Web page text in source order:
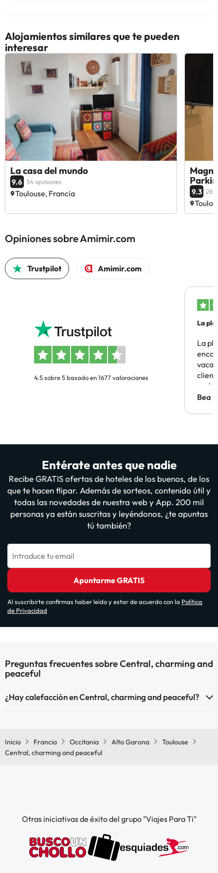
Alojamientos similares que te pueden
interesar
La casa del mundo
9.6 34 opiniones
Toulouse, Francia 9.3 28
Opiniones sobre Amimir.com
Trustpilot Amimir.com
4.5 sobre 5 basado en 1677 valoraciones
La
La
Bea
Entérate antes que nadie
Recibe GRATIS ofertas de hoteles de los buenos, de los
que te hacen flipar. Además de sorteos, contenido útil y
todas las novedades de nuestra web y App. 200 mil
personas ya están suscritas y leyéndonos, ¿te apuntas
tú también?
Introduce tu email
Apuntarme GRATIS
Al suscribirte confirmas haber leído y estar de acuerdo con la Política
de Privacidad
Preguntas frecuentes sobre Central, charming and
peaceful
¿Hay calefacción en Central, charming and peaceful?
Inicio
Francia Occitania Alto Garona
Toulouse
Central, charming and peaceful
Otras iniciativas de éxito del grupo "Viajes Para Ti"